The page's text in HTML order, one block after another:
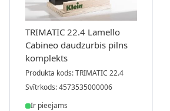
TRIMATIC 22.4 Lamello
Cabineo daudzurbis pilns
komplekts
Produkta kods: TRIMATIC 22.4
Svītrkods: 4573535000006
Ir pieejams